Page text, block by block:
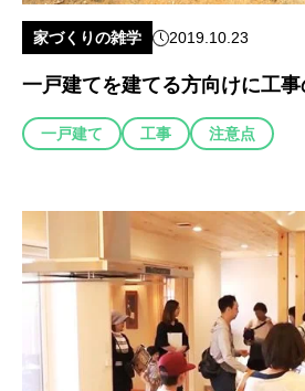
家づくりの雑学 2019.10.23
一戸建てを建てる方向けに工
一戸建て 工事 注意点